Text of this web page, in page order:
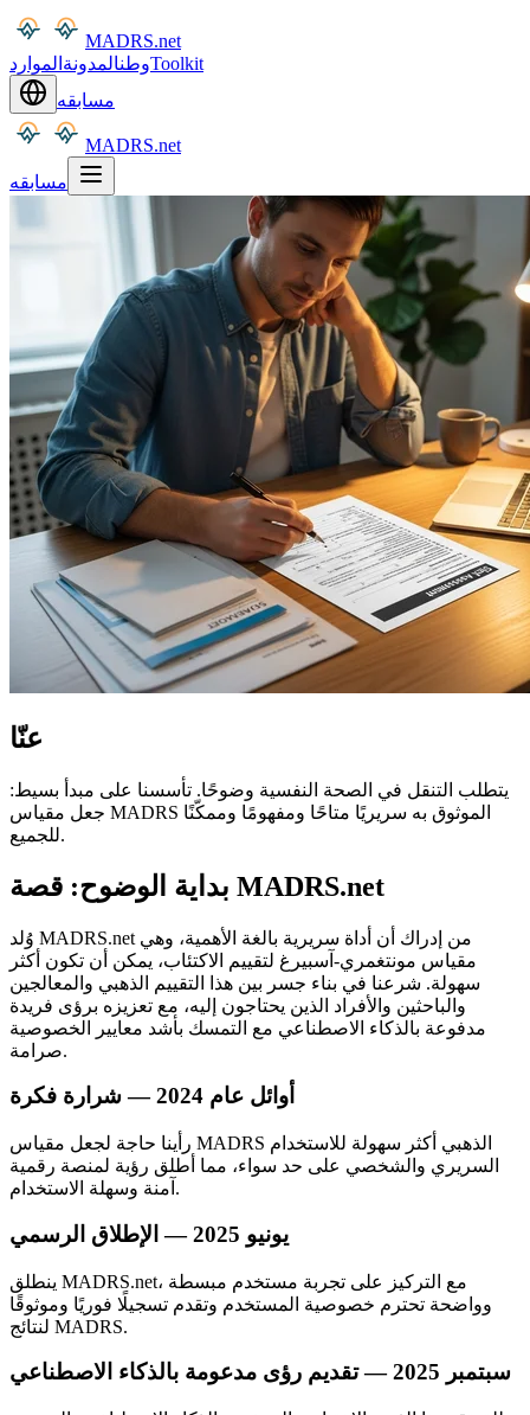
MADRS.net
وطنالمدونة الموارد
Toolkit
مسابقه
MADRS.net
مسابقه
عنّا
يتطلب التنقل في الصحة النفسية وضوحًا. تأسسنا على مبدأ بسيط:
جعل مقياس MADRS الموثوق به سريريًا متاحًا ومفهومًا وممكّنًا
للجميع.
بداية الوضوح: قصة MADRS.net
وُلد MADRS.net من إدراك أن أداة سريرية بالغة الأهمية، وهي
مقياس مونتغمري-آسبيرغ لتقييم الاكتئاب، يمكن أن تكون أكثر
سهولة. شرعنا في بناء جسر بين هذا التقييم الذهبي والمعالجين
والباحثين والأفراد الذين يحتاجون إليه، مع تعزيزه برؤى فريدة
مدفوعة بالذكاء الاصطناعي مع التمسك بأشد معايير الخصوصية
صرامة.
أوائل عام 2024 — شرارة فكرة
رأينا حاجة لجعل مقياس MADRS الذهبي أكثر سهولة للاستخدام
السريري والشخصي على حد سواء، مما أطلق رؤية لمنصة رقمية
آمنة وسهلة الاستخدام.
يونيو 2025 — الإطلاق الرسمي
ينطلق MADRS.net، مع التركيز على تجربة مستخدم مبسطة
وواضحة تحترم خصوصية المستخدم وتقدم تسجيلًا فوريًا وموثوقًا
لنتائج MADRS.
سبتمبر 2025 — تقديم رؤى مدعومة بالذكاء الاصطناعي